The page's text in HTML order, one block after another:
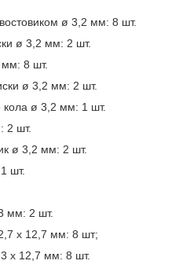
ø 3,2 мм: 8 шт.
ø 3,2 мм: 2 шт.
8 шт.
ø 3,2 мм: 2 шт.
кола ø 3,2 мм: 1 шт.
2 шт.
ø 3,2 мм: 2 шт.
шт.
мм: 2 шт.
х 12,7 мм: 8 шт;
х 12,7 мм: 8 шт.